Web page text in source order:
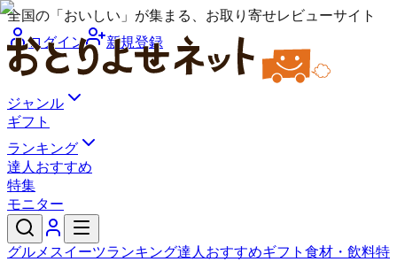
全国の「おいしい」が集まる、お取り寄せレビューサイト
ログイン
新規登録
ジャンル
ギフト
ランキング
達人おすすめ
特集
モニター
グルメ スイーツランキング達人おすすめギフト 食材・飲料特